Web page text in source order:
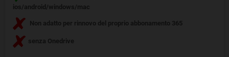
ios/android/windows/mac
Non adatto per rinnovo del proprio abbonamento 365
senza Onedrive